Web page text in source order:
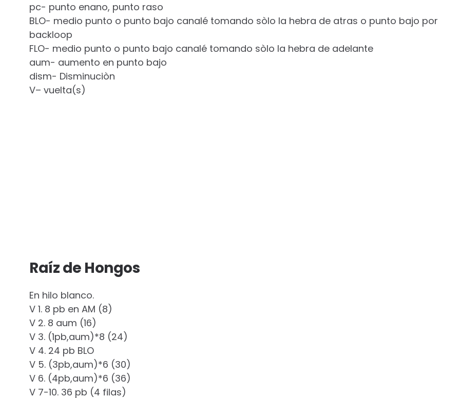
pc- punto enano, punto raso
BLO- medio punto o punto bajo canalé tomando sòlo la hebra de atras o punto bajo por
backloop
FLO- medio punto o punto bajo canalé tomando sòlo la hebra de adelante
aum- aumento en punto bajo
dism- Disminuciòn
V– vuelta(s)
Raíz de Hongos
En hilo blanco.
V 1. 8 pb en AM (8)
V 2. 8 aum (16)
V 3. (1pb,aum)*8 (24)
V 4. 24 pb BLO
V 5. (3pb,aum)*6 (30)
V 6. (4pb,aum)*6 (36)
V 7-10. 36 pb (4 filas)